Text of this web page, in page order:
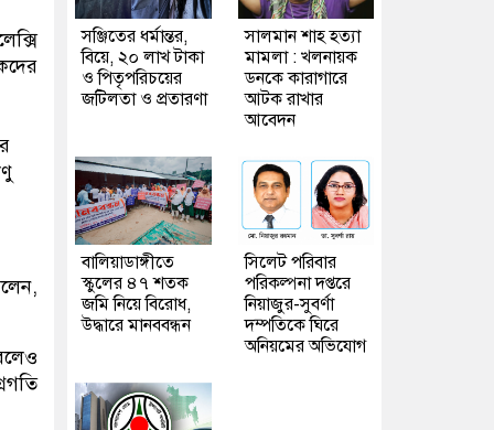
সঞ্জিতের ধর্মান্তর,
বিয়ে, ২০ লাখ টাকা
ও পিতৃপরিচয়ের
জটিলতা ও প্রতারণা
সালমান শাহ হত্যা
মামলা : খলনায়ক
ডনকে কারাগারে
আটক রাখার
আবেদন
বালিয়াডাঙ্গীতে
স্কুলের ৪৭ শতক
জমি নিয়ে বিরোধ,
উদ্ধারে মানববন্ধন
সিলেট পরিবার
পরিকল্পনা দপ্তরে
নিয়াজুর-সুবর্ণা
দম্পতিকে ঘিরে
অনিয়মের অভিযোগ